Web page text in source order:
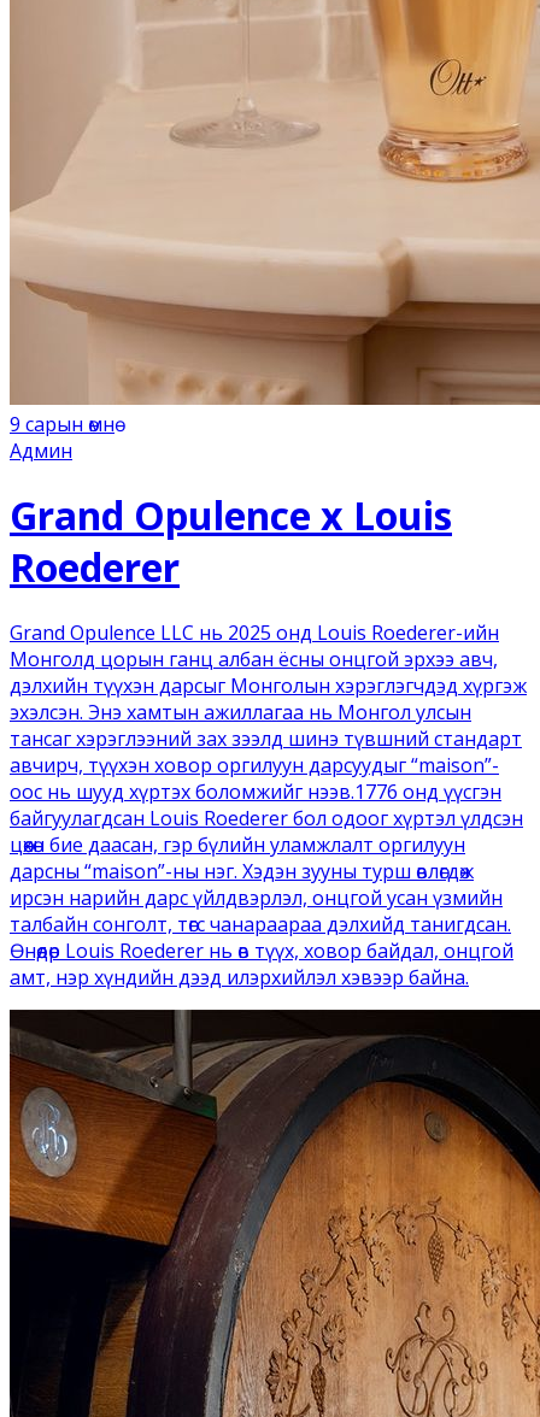
9 сарын өмнө
Админ
Grand Opulence x Louis
Roederer
Grand Opulence LLC нь 2025 онд Louis Roederer-ийн
Монголд цорын ганц албан ёсны онцгой эрхээ авч,
дэлхийн түүхэн дарсыг Монголын хэрэглэгчдэд хүргэж
эхэлсэн. Энэ хамтын ажиллагаа нь Монгол улсын
тансаг хэрэглээний зах зээлд шинэ түвшний стандарт
авчирч, түүхэн ховор оргилуун дарсуудыг “maison”-
оос нь шууд хүртэх боломжийг нээв.1776 онд үүсгэн
байгуулагдсан Louis Roederer бол одоог хүртэл үлдсэн
цөөхөн бие даасан, гэр бүлийн уламжлалт оргилуун
дарсны “maison”-ны нэг. Хэдэн зууны турш өвлөгдөж
ирсэн нарийн дарс үйлдвэрлэл, онцгой усан үзмийн
талбайн сонголт, төгс чанараараа дэлхийд танигдсан.
Өнөөдөр Louis Roederer нь өв түүх, ховор байдал, онцгой
амт, нэр хүндийн дээд илэрхийлэл хэвээр байна.